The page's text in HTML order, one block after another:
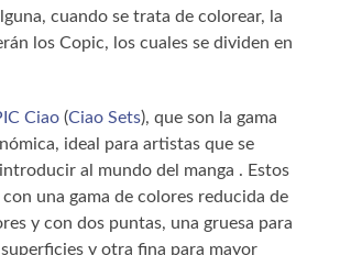
cuando se trata de colorear, la
los Copic, los cuales se dividen en
Ciao (Ciao Sets), que son la gama
ideal para artistas que se
al mundo del manga . Estos
una gama de colores reducida de
y con dos puntas, una gruesa para
y otra fina para mayor